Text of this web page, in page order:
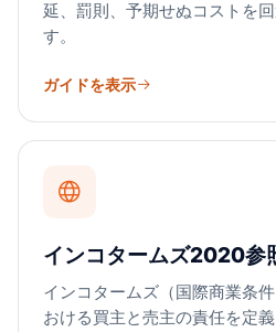
延、罰則、予期せぬコストを
す。
ガイドを表示
インコタームズ2020参
インコタームズ（国際商業条
おける買主と売主の責任を定義